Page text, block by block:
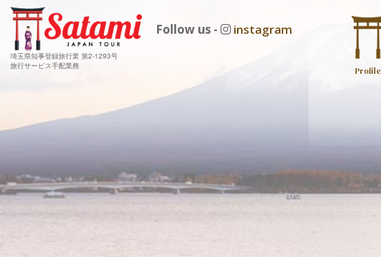
Follow us - instagram
埼玉県知事登録旅行業 第2-1293号
旅行サービス手配業務
Profile